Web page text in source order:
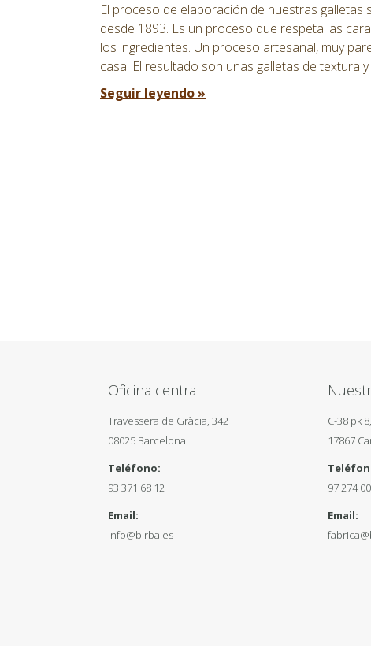
El proceso de elaboración de nuestras galletas
desde 1893. Es un proceso que respeta las
los ingredientes. Un proceso artesanal, muy
casa. El resultado son unas galletas de textura
Seguir leyendo »
Oficina central
Travessera de Gràcia, 342
08025 Barcelona
Teléfono:
93 371 68 12
Email:
info@birba.es
C-38 pk
17867
97 274
Email: